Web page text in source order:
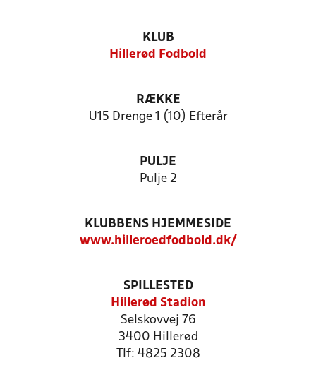
KLUB
Hillerød Fodbold
RÆKKE
U15 Drenge 1 (10) Efterår
PULJE
Pulje 2
KLUBBENS HJEMMESIDE
www.hilleroedfodbold.dk/
SPILLESTED
Hillerød Stadion
Selskovvej 76
3400 Hillerød
Tlf: 4825 2308